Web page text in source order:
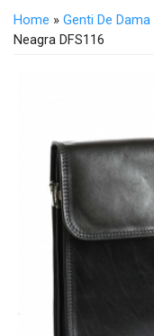
Home » Genti De Dama
Neagra DFS116